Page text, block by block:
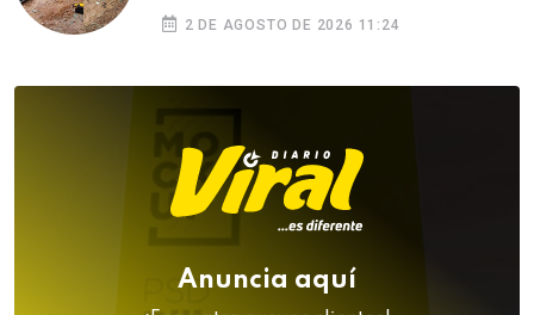
2 DE AGOSTO DE 2026 11:24
Anuncia aquí